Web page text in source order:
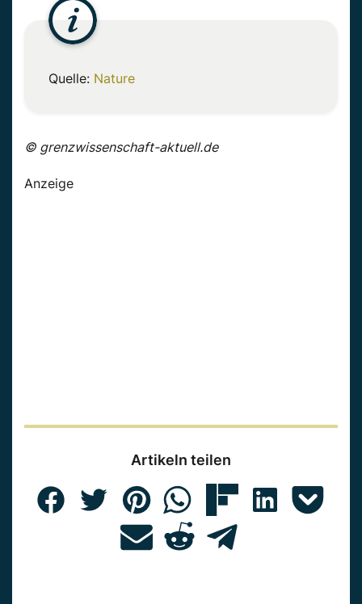
Quelle: Nature
© grenzwissenschaft-aktuell.de
Anzeige
Artikeln teilen